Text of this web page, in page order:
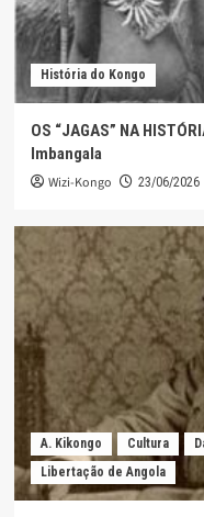
5
DADOS
História do Kongo
OS “JAGAS” NA
Imbangala
Wizi-Kongo 23/06/2026
A. Kikongo Cultura
Libertação de Angola